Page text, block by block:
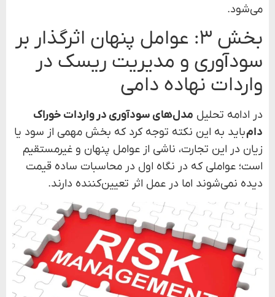
می‌شود.
بخش ۳: عوامل پنهان اثرگذار بر
سودآوری و مدیریت ریسک در
واردات نهاده دامی
در ادامه تحلیل مدل‌های سودآوری در واردات خوراک
دامباید به این نکته توجه کرد که بخش مهمی از سود یا
زیان در این تجارت، ناشی از عوامل پنهان و غیرمستقیم
است؛ عواملی که در نگاه اول در محاسبات ساده قیمت
دیده نمی‌شوند اما در عمل اثر تعیین‌کننده دارند.